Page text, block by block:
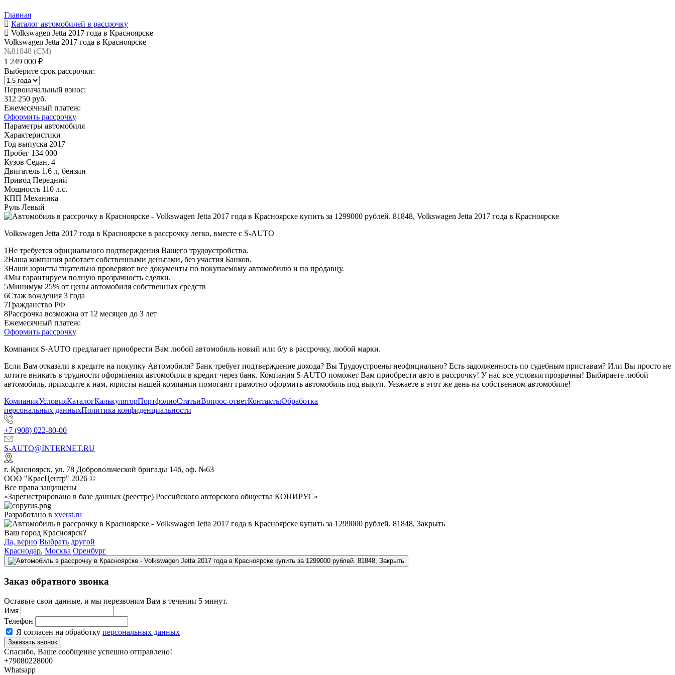
Главная
Каталог автомобилей в рассрочку
Volkswagen Jetta 2017 года в Красноярске
Volkswagen Jetta 2017 года в Красноярске
№81848 (CM)
1 249 000 ₽
Выберите срок рассрочки:
Первоначальный взнос:
312 250 руб.
Ежемесячный платеж:
Оформить рассрочку
Параметры автомобиля
Характеристики
Год выпуска 2017
Пробег 134 000
Кузов Седан, 4
Двигатель 1.6 л, бензин
Привод Передний
Мощность 110 л.с.
КПП Механика
Руль Левый
Volkswagen Jetta 2017 года в Красноярске в рассрочку легко, вместе с S-AUTO
1Не требуется официального подтверждения Вашего трудоустройства.
2Наша компания работает собственными деньгами, без участия Банков.
3Наши юристы тщательно проверяют все документы по покупаемому автомобилю и по продавцу.
4Мы гарантируем полную прозрачность сделки.
5Минимум 25% от цены автомобиля собственных средств
6Стаж вождения 3 года
7Гражданство РФ
8Рассрочка возможна от 12 месяцев до 3 лет
Ежемесячный платеж:
Оформить рассрочку
Компания S-AUTO предлагает приобрести Вам любой автомобиль новый или б/у в рассрочку, любой марки.
Если Вам отказали в кредите на покупку Автомобиля? Банк требует подтверждение дохода? Вы Трудоустроены неофициально? Есть задолженность по судебным приставам? Или Вы просто не
хотите вникать в трудности оформления автомобиля в кредит через банк. Компания S-AUTO поможет Вам приобрести авто в рассрочку! У нас все условия прозрачны! Выбираете любой
автомобиль, приходите к нам, юристы нашей компании помогают грамотно оформить автомобиль под выкуп. Уезжаете в этот же день на собственном автомобиле!
КомпанияУсловияКаталогКалькуляторПортфолиоСтатьиВопрос-ответКонтактыОбработка
персональных данныхПолитика конфиденциальности
+7 (908) 022-80-00
S-AUTO@INTERNET.RU
г. Красноярск, ул. 78 Добровольческой бригады 14б, оф. №63
ООО "КрасЦентр" 2026 ©
Все права защищены
«Зарегистрировано в базе данных (реестре) Российского авторского общества КОПИРУС»
Разработано в xverst.ru
Ваш город Красноярск?
Да, верно Выбрать другой
Краснодар, Москва Оренбург
Заказ обратного звонка
Оставьте свои данные, и мы перезвоним Вам в течении 5 минут.
Имя
Телефон
Я согласен на обработку персональных данных
Спасибо, Ваше сообщение успешно отправлено!
+79080228000
Whatsapp